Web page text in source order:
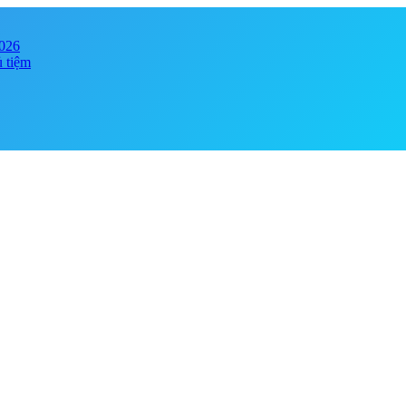
tiệm
đảm bảo chính hãng, giá tốt . Đa dạng phong phú chủng loại